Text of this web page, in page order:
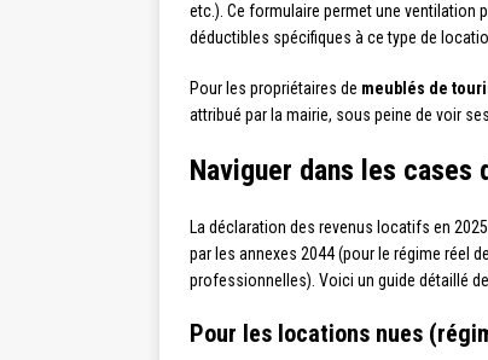
etc.). Ce formulaire permet une ventilation
déductibles spécifiques à ce type de
Pour les propriétaires de meublés de
attribué par la mairie, sous peine de voir
Naviguer dans les
La déclaration des revenus locatifs en
par les annexes 2044 (pour le régime réel
professionnelles). Voici un guide détaillé
Pour les locations nues